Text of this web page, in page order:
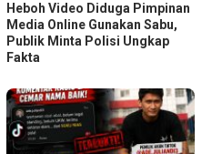
Heboh Video Diduga Pimpinan
Media Online Gunakan Sabu,
Publik Minta Polisi Ungkap
Fakta